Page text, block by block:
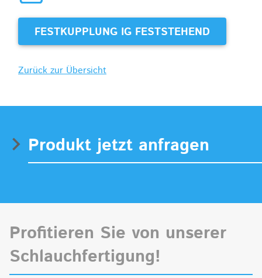
FESTKUPPLUNG IG FESTSTEHEND
Zurück zur Übersicht
Produkt jetzt anfragen
Profitieren Sie von unserer
Schlauchfertigung!